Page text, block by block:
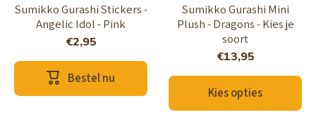
Sumikko Gurashi Stickers -
Angelic Idol - Pink
€2,95
Bestel nu
Sumikko Gurashi Mini
Plush - Dragons - Kies je
soort
€13,95
Kies opties